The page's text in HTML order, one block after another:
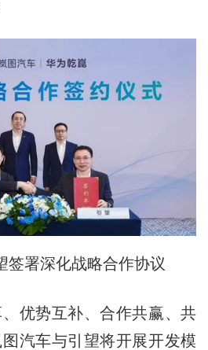
签署深化战略合作协议
优势互补、合作共赢、共
汽车与引望将开展开发模